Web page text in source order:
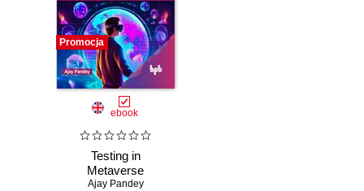
Promocja
ebook
Testing in
Metaverse
Ajay Pandey